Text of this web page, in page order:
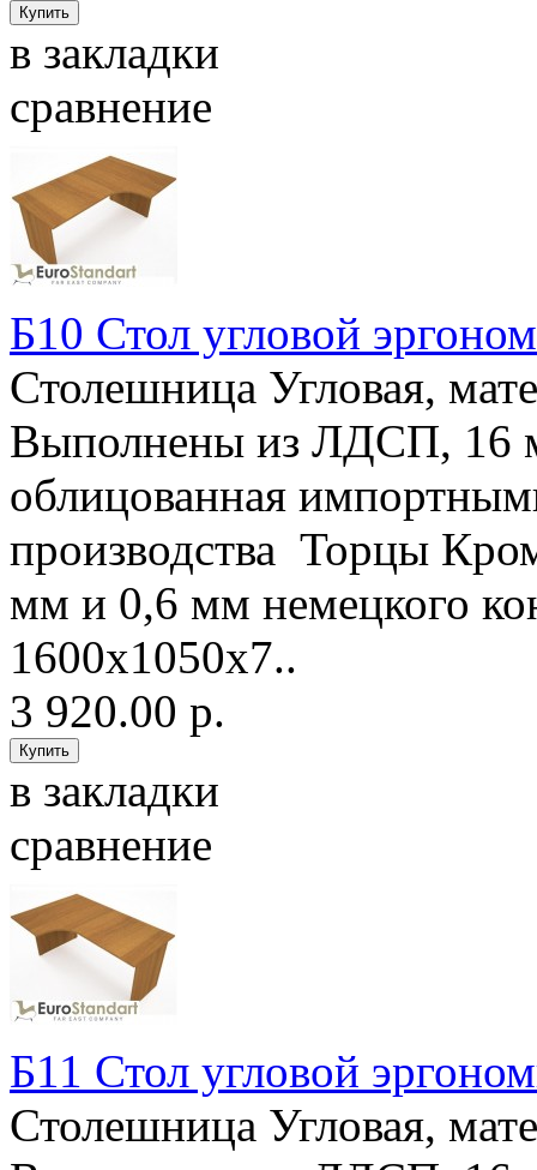
в закладки
сравнение
Б10 Стол угловой
Столешница Угловая,
Выполнены из ЛДСП,
облицованная
производства Торцы
мм и 0,6 мм немецкого
1600х1050х7..
3 920.00 р.
в закладки
сравнение
Б11 Стол угловой
Столешница Угловая,